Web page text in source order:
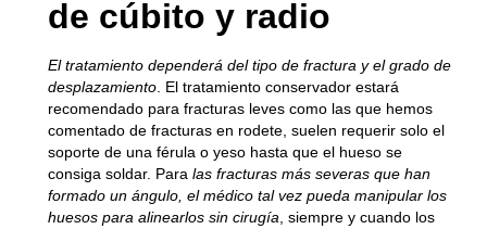
de cúbito y radio
El tratamiento dependerá del tipo de fractura y el grado de
desplazamiento. El tratamiento conservador estará
recomendado para fracturas leves como las que hemos
comentado de fracturas en rodete, suelen requerir solo el
soporte de una férula o yeso hasta que el hueso se
consiga soldar. Para las fracturas más severas que han
formado un ángulo, el médico tal vez pueda manipular los
huesos para alinearlos sin cirugía , siempre y cuando los